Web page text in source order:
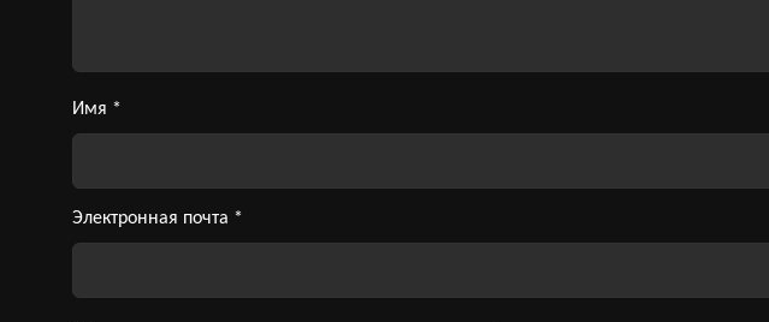
Имя *
Электронная почта *